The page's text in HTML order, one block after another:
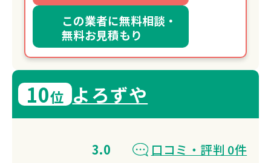
この業者に無料相談・
無料お見積もり
10位 よろずや
3.0
口コミ・評判 0件